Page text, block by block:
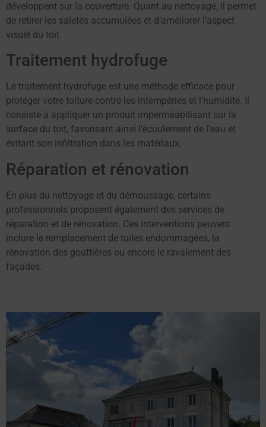
développent sur la couverture. Quant au nettoyage, il permet
de retirer les saletés accumulées et d’améliorer l’aspect
visuel du toit.
Traitement hydrofuge
Le traitement hydrofuge est une méthode efficace pour
protéger votre toiture contre les intempéries et l’humidité. Il
consiste à appliquer un produit imperméabilisant sur la
surface du toit, favorisant ainsi l’écoulement de l’eau et
évitant son infiltration dans les matériaux.
Réparation et rénovation
En plus du nettoyage et du démoussage, certains
professionnels proposent également des services de
réparation et de rénovation. Ces interventions peuvent
inclure le remplacement de tuiles endommagées, la
rénovation des gouttières ou encore le ravalement des
façades.